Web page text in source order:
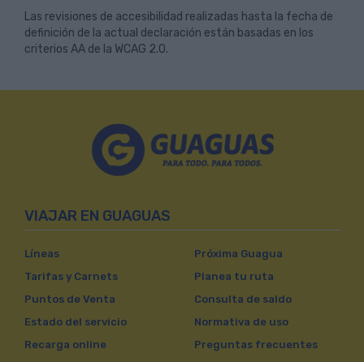
Las revisiones de accesibilidad realizadas hasta la fecha de
definición de la actual declaración están basadas en los
criterios AA de la WCAG 2.0.
VIAJAR EN GUAGUAS
Líneas
Tarifas y Carnets
Puntos de Venta
Estado del servicio
Recarga online
Próxima Guagua
Planea tu ruta
Consulta de saldo
Normativa de uso
Preguntas frecuentes